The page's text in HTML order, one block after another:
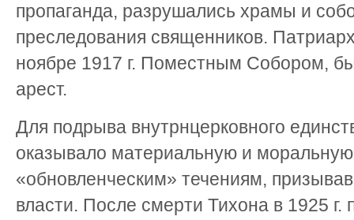
пропаганда, разрушались храмы и
преследования священников.
ноябре 1917 г. Поместным Собором,
арест.
Для подрыва внутрнцерковного
оказывало материальную и
«обновленческим» течениям,
власти. После смерти Тихона в 1925 г.